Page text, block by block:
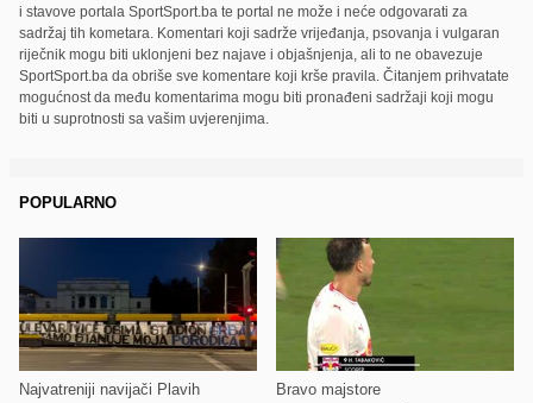
i stavove portala SportSport.ba te portal ne može i neće odgovarati za
sadržaj tih kometara. Komentari koji sadrže vrijeđanja, psovanja i vulgaran
riječnik mogu biti uklonjeni bez najave i objašnjenja, ali to ne obavezuje
SportSport.ba da obriše sve komentare koji krše pravila. Čitanjem prihvatate
mogućnost da među komentarima mogu biti pronađeni sadržaji koji mogu
biti u suprotnosti sa vašim uvjerenjima.
POPULARNO
Najvatreniji navijači Plavih Bravo majstore